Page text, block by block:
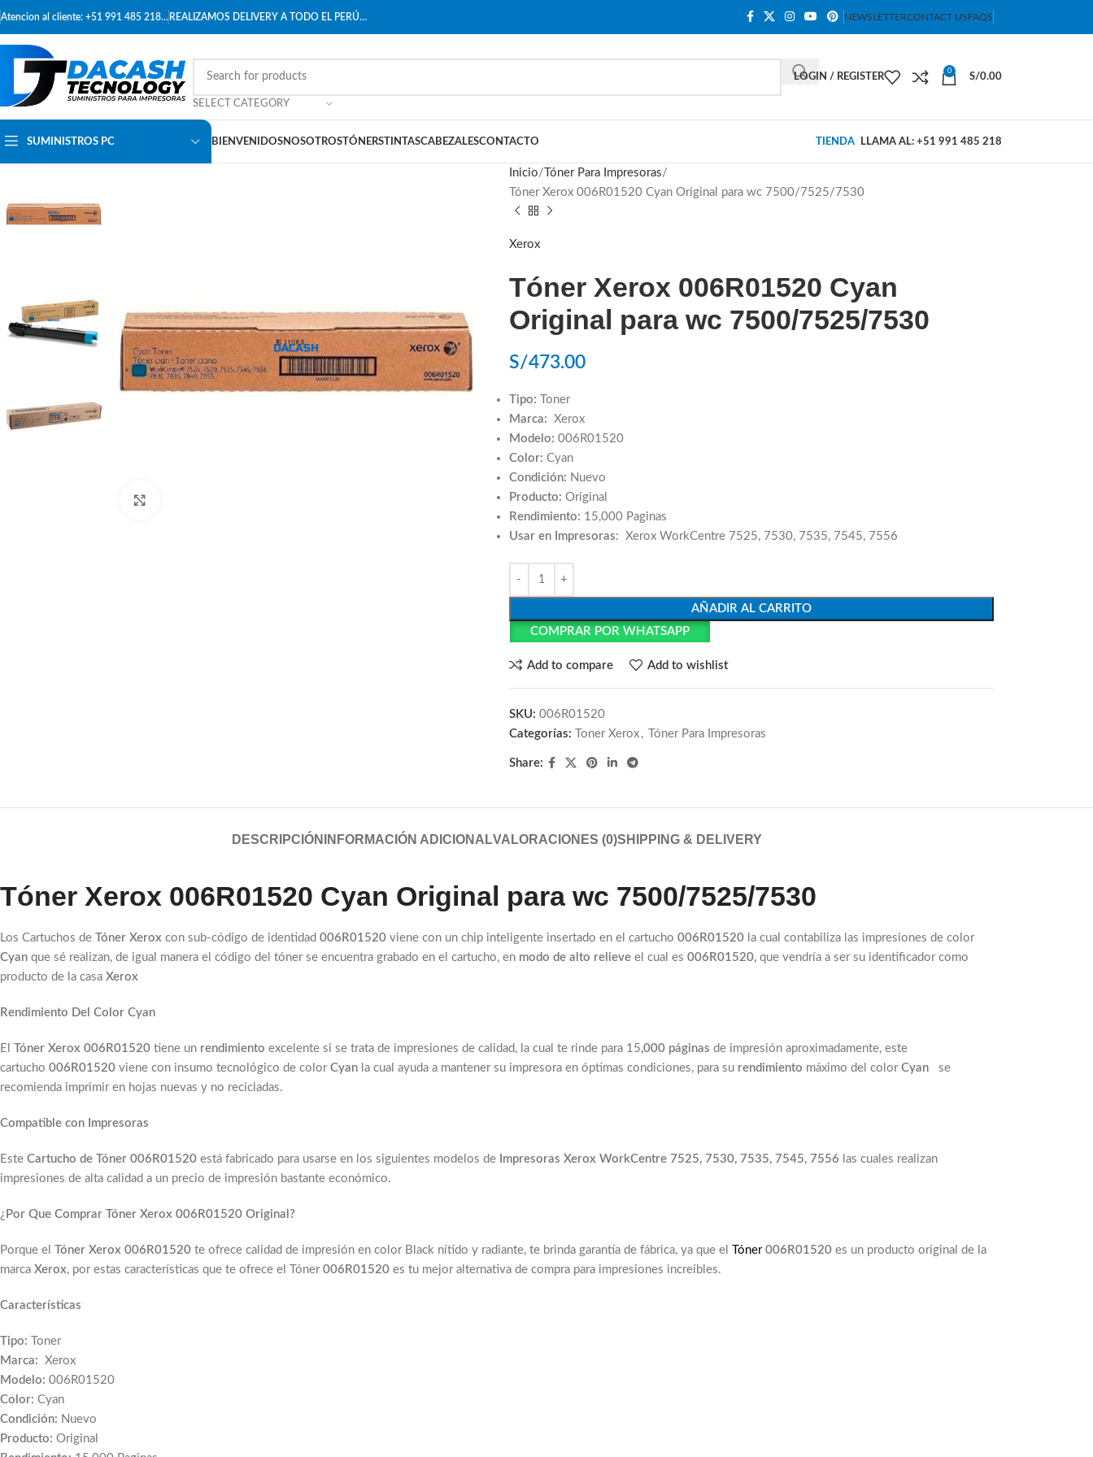
Atencion al cliente: +51 991 485 218… REALIZAMOS DELIVERY A TODO EL PERÚ… NEWSLETTERCONTACT USFAQS
SELECT CATEGORY
LOGIN / REGISTER
0
S/0.00
SUMINISTROS PC BIENVENIDOSNOSOTROSTÓNERSTINTASCABEZALESCONTACTO TIENDA LLAMA AL: +51 991 485 218
Inicio
Tóner Para Impresoras
Tóner Xerox 006R01520 Cyan Original para wc 7500/7525/7530
Xerox
Tóner Xerox 006R01520 Cyan
Original para wc 7500/7525/7530
S/473.00
Tipo: Toner
Marca: Xerox
Modelo: 006R01520
Color: Cyan
Condición: Nuevo
Producto: Original
Rendimiento: 15,000 Paginas
Usar en Impresoras: Xerox WorkCentre 7525, 7530, 7535, 7545, 7556
AÑADIR AL CARRITO
COMPRAR POR WHATSAPP
Add to compare Add to wishlist
SKU: 006R01520
Categorías:
Toner Xerox , Tóner Para Impresoras
Share:
DESCRIPCIÓN INFORMACIÓN ADICIONALVALORACIONES (0)SHIPPING & DELIVERY
Tóner Xerox 006R01520 Cyan Original para wc 7500/7525/7530
Los Cartuchos de Tóner Xerox con sub-código de identidad 006R01520 viene con un chip inteligente insertado en el cartucho 006R01520 la cual contabiliza las impresiones de color
Cyan que sé realizan, de igual manera el código del tóner se encuentra grabado en el cartucho, en modo de alto relieve el cual es 006R01520, que vendría a ser su identificador como
producto de la casa Xerox
Rendimiento Del Color Cyan
El Tóner Xerox 006R01520 tiene un rendimiento excelente si se trata de impresiones de calidad, la cual te rinde para 15,000 páginas de impresión aproximadamente, este
cartucho 006R01520 viene con insumo tecnológico de color Cyan la cual ayuda a mantener su impresora en óptimas condiciones, para su rendimiento máximo del color Cyan
se
recomienda imprimir en hojas nuevas y no recicladas.
Compatible con Impresoras
Este Cartucho de Tóner 006R01520 está fabricado para usarse en los siguientes modelos de Impresoras Xerox WorkCentre 7525, 7530, 7535, 7545, 7556 las cuales realizan
impresiones de alta calidad a un precio de impresión bastante económico.
¿ Por Que Comprar Tóner Xerox 006R01520 Original?
Porque el Tóner Xerox 006R01520 te ofrece calidad de impresión en color Black nítido y radiante, te brinda garantía de fábrica, ya que el Tóner 006R01520 es un producto original de la
marca Xerox, por estas características que te ofrece el Tóner 006R01520 es tu mejor alternativa de compra para impresiones increíbles.
Características
Tipo: Toner
Marca: Xerox
Modelo: 006R01520
Color: Cyan
Condición: Nuevo
Producto: Original